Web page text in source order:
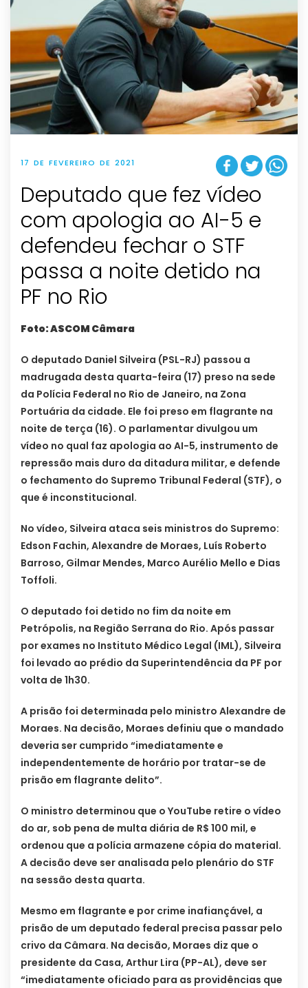
17 DE FEVEREIRO DE 2021
Deputado que fez vídeo
com apologia ao AI-5 e
defendeu fechar o STF
passa a noite detido na
PF no Rio
Foto: ASCOM Câmara
O deputado Daniel Silveira (PSL-RJ) passou a
madrugada desta quarta-feira (17) preso na sede
da Polícia Federal no Rio de Janeiro, na Zona
Portuária da cidade. Ele foi preso em flagrante na
noite de terça (16). O parlamentar divulgou um
vídeo no qual faz apologia ao AI-5, instrumento de
repressão mais duro da ditadura militar, e defende
o fechamento do Supremo Tribunal Federal (STF), o
que é inconstitucional.
No vídeo, Silveira ataca seis ministros do Supremo:
Edson Fachin, Alexandre de Moraes, Luís Roberto
Barroso, Gilmar Mendes, Marco Aurélio Mello e Dias
Toffoli.
O deputado foi detido no fim da noite em
Petrópolis, na Região Serrana do Rio. Após passar
por exames no Instituto Médico Legal (IML), Silveira
foi levado ao prédio da Superintendência da PF por
volta de 1h30.
A prisão foi determinada pelo ministro Alexandre de
Moraes. Na decisão, Moraes definiu que o mandado
deveria ser cumprido “imediatamente e
independentemente de horário por tratar-se de
prisão em flagrante delito”.
O ministro determinou que o YouTube retire o vídeo
do ar, sob pena de multa diária de R$ 100 mil, e
ordenou que a polícia armazene cópia do material.
A decisão deve ser analisada pelo plenário do STF
na sessão desta quarta.
Mesmo em flagrante e por crime inafiançável, a
prisão de um deputado federal precisa passar pelo
crivo da Câmara. Na decisão, Moraes diz que o
presidente da Casa, Arthur Lira (PP-AL), deve ser
“imediatamente oficiado para as providências que